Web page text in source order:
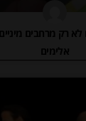
לא רק מרחבים
אלימים